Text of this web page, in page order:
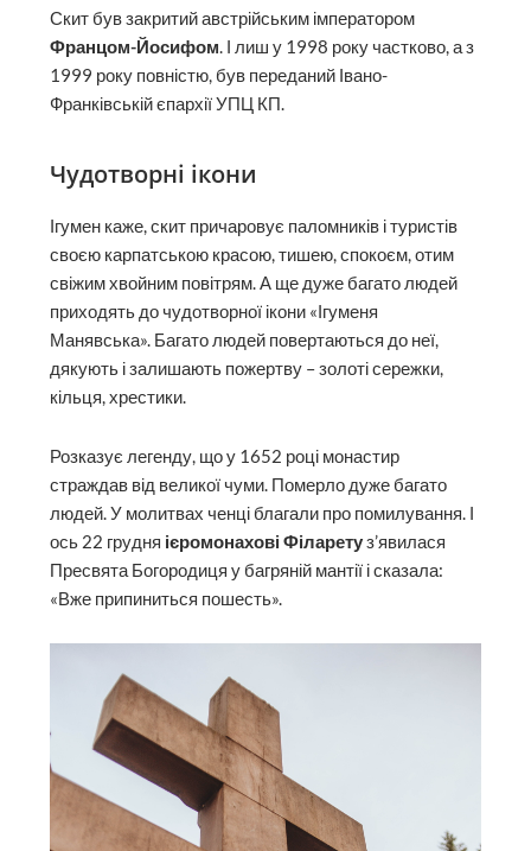
Скит був закритий австрійським імператором
Францом-Йосифом. І лиш у 1998 року частково, а з
1999 року повністю, був переданий Івано-
Франківській єпархії УПЦ КП.
Чудотворні ікони
Ігумен каже, скит причаровує паломників і туристів
своєю карпатською красою, тишею, спокоєм, отим
свіжим хвойним повітрям. А ще дуже багато людей
приходять до чудотворної ікони «Ігуменя
Манявська». Багато людей повертаються до неї,
дякують і залишають пожертву – золоті сережки,
кільця, хрестики.
Розказує легенду, що у 1652 році монастир
страждав від великої чуми. Померло дуже багато
людей. У молитвах ченці благали про помилування. І
ось 22 грудня ієромонахові Філаретуз’явилася
Пресвята Богородиця у багряній мантії і сказала:
«Вже припиниться пошесть».